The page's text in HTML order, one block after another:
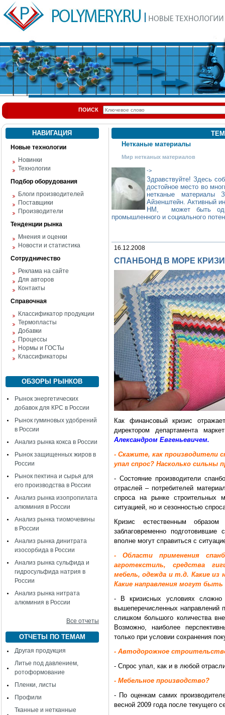
ПОИСК
НАВИГАЦИЯ
Новые технологии
Новинки
Технологии
Подбор оборудования
Блоги производителей
Поставщики
Производители
Тенденции рынка
Мнения и оценки
Новости и статистика
Сотрудничество
Реклама на сайте
Для авторов
Контакты
Справочная
Классификатор продукции
Термопласты
Добавки
Процессы
Нормы и ГОСТы
Классификаторы
ОБЗОРЫ РЫНКОВ
Рынок энергетических
добавок для КРС в России
Рынок гуминовых удобрений
в России
Анализ рынка кокса в России
Рынок защищенных жиров в
России
Рынок пектина и сырья для
его производства в России
Анализ рынка изопропилата
алюминия в России
Анализ рынка тиомочевины
в России
Анализ рынка динитрата
изосорбида в России
Анализ рынка сульфида и
гидросульфида натрия в
России
Анализ рынка нитрата
алюминия в России
Все отчеты
ОТЧЕТЫ ПО ТЕМАМ
Другая продукция
Литье под давлением,
ротоформование
Пленки, листы
Профили
Тканные и нетканные
Нетканые материалы
Мир нетканых материалов
->
Здравствуйте! Здесь
достойное место во
нетканые
Айзенштейн. Активный
НМ, может быть
промышленного и социального
16.12.2008
СПАНБОНД В МОРЕ
Как финансовый кризис
директором департамента
Александром Евгеньевичем.
- Скажите, как производители
упал спрос? Насколько сильны
- Состояние производители
отраслей – потребителей
спроса на рынке строительных
ситуацией, но и сезонностью
Кризис естественным
заблаговременно
вполне могут справиться с
- Области применения
агротекстиль, средства
мебель, одежда и т.д. Какие из
Какие направления могут
- В кризисных условиях сложно
вышеперечисленных направлений
слишком большого количества
Возможно, наиболее
только при условии сохранения
- Автодорожное
- Спрос упал, как и в любой
- Мебельное производство?
- По оценкам самих
весной 2009 года после текущего